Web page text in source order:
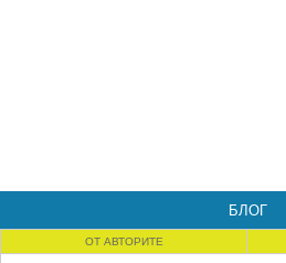
БЛОГ
ОТ АВТОРИТЕ